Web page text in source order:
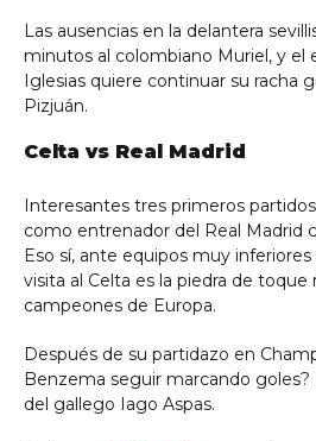
Las ausencias en la delantera
minutos al colombiano Muriel, y el
Iglesias quiere continuar su racha
Pizjuán.
Celta vs Real Madrid
Interesantes tres primeros
como entrenador del Real Madrid
Eso sí, ante equipos muy
visita al Celta es la piedra de toque
campeones de Europa.
Después de su partidazo en
Benzema seguir marcando goles?
del gallego Iago Aspas.